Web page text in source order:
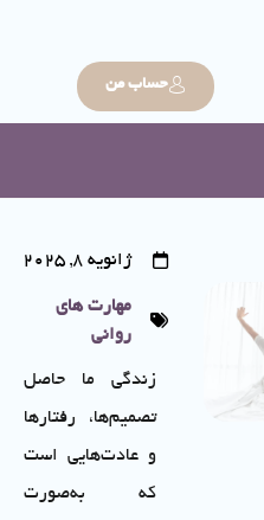
حساب من
ژانویه 8, 2025
مهارت های
روانی
زندگی ما حاصل
تصمیم‌ها، رفتارها
و عادت‌هایی است
که به‌صورت